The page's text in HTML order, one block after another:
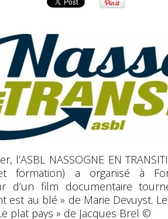
l’ASBL NASSOGNE EN
formation) a organisé à
d’un film documentaire
est au blé » de Marie Devuyst.
plat pays » de Jacques Brel ©